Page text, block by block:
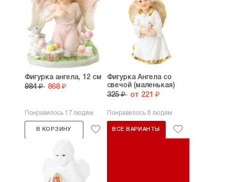
Фигурка ангела, 12 см
984 ₽ 868 ₽
Понравилось 17 людям
В КОРЗИНУ
Фигурка Ангела со
свечой (маленькая)
325 ₽ от 221 ₽
Понравилось 8 людям
ВСЕ ВАРИАНТЫ